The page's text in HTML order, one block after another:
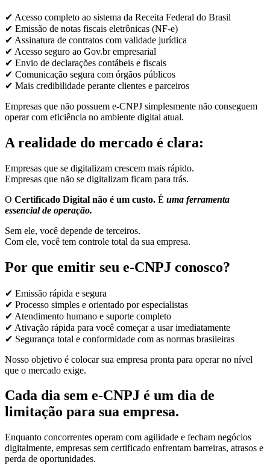
✔ Acesso completo ao sistema da Receita Federal do Brasil
✔ Emissão de notas fiscais eletrônicas (NF-e)
✔ Assinatura de contratos com validade jurídica
✔ Acesso seguro ao Gov.br empresarial
✔ Envio de declarações contábeis e fiscais
✔ Comunicação segura com órgãos públicos
✔ Mais credibilidade perante clientes e parceiros
Empresas que não possuem e-CNPJ simplesmente não conseguem
operar com eficiência no ambiente digital atual.
A realidade do mercado é clara:
Empresas que se digitalizam crescem mais rápido.
Empresas que não se digitalizam ficam para trás.
O Certificado Digital não é um custo. É uma ferramenta
essencial de operação.
Sem ele, você depende de terceiros.
Com ele, você tem controle total da sua empresa.
Por que emitir seu e-CNPJ conosco?
✔ Emissão rápida e segura
✔ Processo simples e orientado por especialistas
✔ Atendimento humano e suporte completo
✔ Ativação rápida para você começar a usar imediatamente
✔ Segurança total e conformidade com as normas brasileiras
Nosso objetivo é colocar sua empresa pronta para operar no nível
que o mercado exige.
Cada dia sem e-CNPJ é um dia de
limitação para sua empresa.
Enquanto concorrentes operam com agilidade e fecham negócios
digitalmente, empresas sem certificado enfrentam barreiras, atrasos e
perda de oportunidades.